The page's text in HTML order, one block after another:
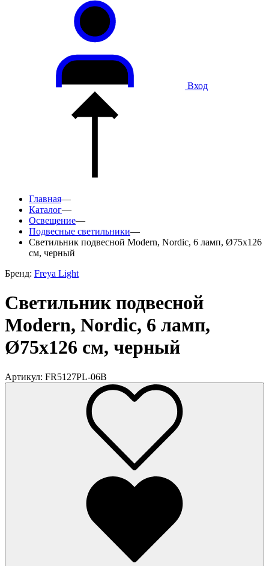
Вход
Главная—
Каталог—
Освещение—
Подвесные светильники—
Светильник подвесной Modern, Nordic, 6 ламп, Ø75х126
см, черный
Бренд: Freya Light
Светильник подвесной
Modern, Nordic, 6 ламп,
Ø75х126 см, черный
Артикул: FR5127PL-06B